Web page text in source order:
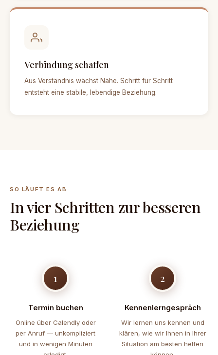
Verbindung schaffen
Aus Verständnis wächst Nähe. Schritt für Schritt
entsteht eine stabile, lebendige Beziehung.
SO LÄUFT ES AB
In vier Schritten zur besseren
Beziehung
1
Termin buchen
Online über Calendly oder
per Anruf — unkompliziert
und in wenigen Minuten
2
Kennenlerngespräch
Wir lernen uns kennen und
klären, wie wir Ihnen in Ihrer
Situation am besten helfen